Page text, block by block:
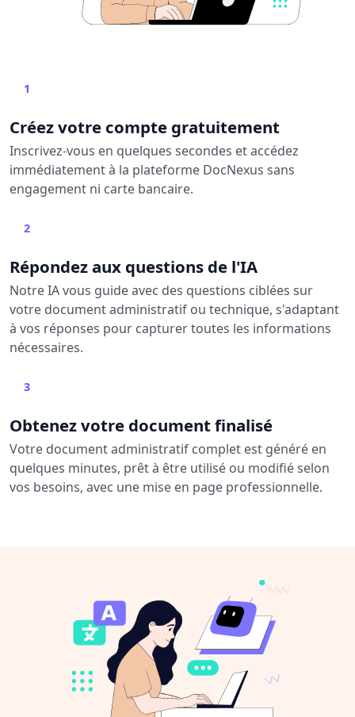
1
Créez votre compte gratuitement
Inscrivez-vous en quelques secondes et accédez
immédiatement à la plateforme DocNexus sans
engagement ni carte bancaire.
2
Répondez aux questions de l'IA
Notre IA vous guide avec des questions ciblées sur
votre document administratif ou technique, s'adaptant
à vos réponses pour capturer toutes les informations
nécessaires.
3
Obtenez votre document finalisé
Votre document administratif complet est généré en
quelques minutes, prêt à être utilisé ou modifié selon
vos besoins, avec une mise en page professionnelle.